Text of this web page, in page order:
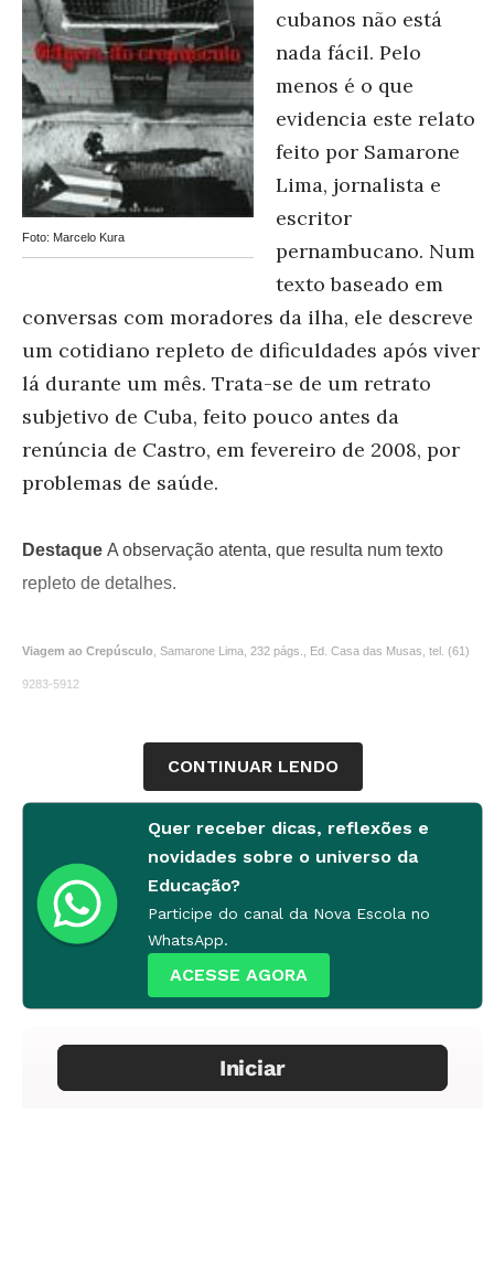
Foto: Marcelo Kura
cubanos não está
nada fácil. Pelo
menos é o que
evidencia este relato
feito por Samarone
Lima, jornalista e
escritor
pernambucano. Num
texto baseado em
conversas com moradores da ilha, ele descreve
um cotidiano repleto de dificuldades após viver
lá durante um mês. Trata-se de um retrato
subjetivo de Cuba, feito pouco antes da
renúncia de Castro, em fevereiro de 2008, por
problemas de saúde.
Destaque A observação atenta, que resulta num texto
repleto de detalhes.
Viagem ao Crepúsculo , Samarone Lima, 232 págs., Ed. Casa das Musas, tel. (61)
9283-5912
CONTINUAR LENDO
Quer receber dicas, reflexões e
novidades sobre o universo da
Educação?
Participe do canal da Nova Escola no
WhatsApp.
ACESSE AGORA